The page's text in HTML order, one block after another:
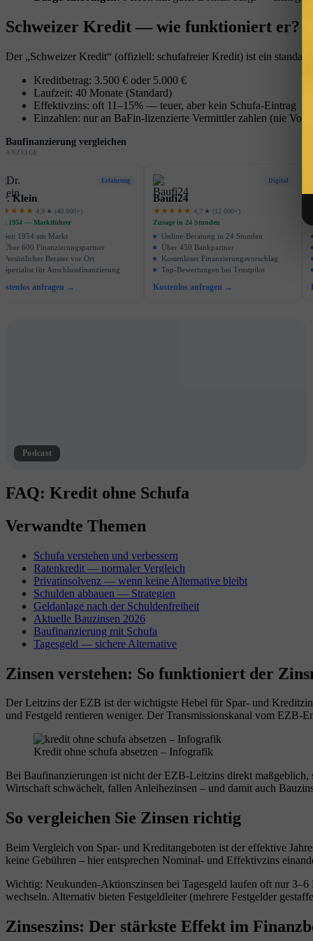
Schweizer Kredit — wie funktioniert er?
Der „Schweizer Kredit“ (offiziell: schufafreier Kredit) ist ein
Kreditbetrag: 3.500 € oder 5.000 €
Laufzeit: 40 Monate (Standard)
Effektivzins: oft 11–15% — teuer, aber kein Schufa-Eintrag
Einzahlen: nur an BaFin-lizenzierte Vermittler zahlen (nie
Baufinanzierung vergleichen
ANZEIGE
Erfahrung
Klein
4,9 ★ (40.000+)
1954 — Marktführer
Seit 1954 am Markt
Über 600 Finanzierungspartner
Persönlicher Berater vor Ort
Spezialist für Anschlussfinanzierung
anfragen →
Digital
Baufi24
★★★★★ 4,7 ★ (12.000+)
Zusage in 24 Stunden
Online-Beratung in 24 Stunden
Über 450 Bankpartner
Kostenloser Finanzierungsvorschlag
Top-Bewertungen bei Trustpilot
Kostenlos anfragen →
Podcast
FAQ: Kredit ohne Schufa
Verwandte Themen
Schufa verstehen und verbessern
Ratenkredit — normaler Vergleich
Privatinsolvenz — wenn keine Alternative bleibt
Schulden abbauen — Strategien
Geldanlage nach der Schuldenfreiheit
Aktuelle Bauzinsen 2026
Baufinanzierung mit Schufa
Tagesgeld — sichere Alternative
Zinsen verstehen: So funktioniert der
Der Leitzins der EZB ist der wichtigste Hebel für Spar- und
und Festgeld rentieren weniger. Der Transmissionskanal vom EZB-
Kredit ohne schufa absetzen – Infografik
Bei Baufinanzierungen ist nicht der EZB-Leitzins direkt
Wirtschaft schwächelt, fallen Anleihezinsen – und damit auch
So vergleichen Sie Zinsen richtig
Beim Vergleich von Spar- und Kreditangeboten ist der effektive
keine Gebühren – hier entsprechen Nominal- und Effektivzins
Wichtig: Neukunden-Aktionszinsen bei Tagesgeld laufen oft nur
wechseln. Alternativ bieten Festgeldleiter (mehrere Festgelder
Zinseszins: Der stärkste Effekt im